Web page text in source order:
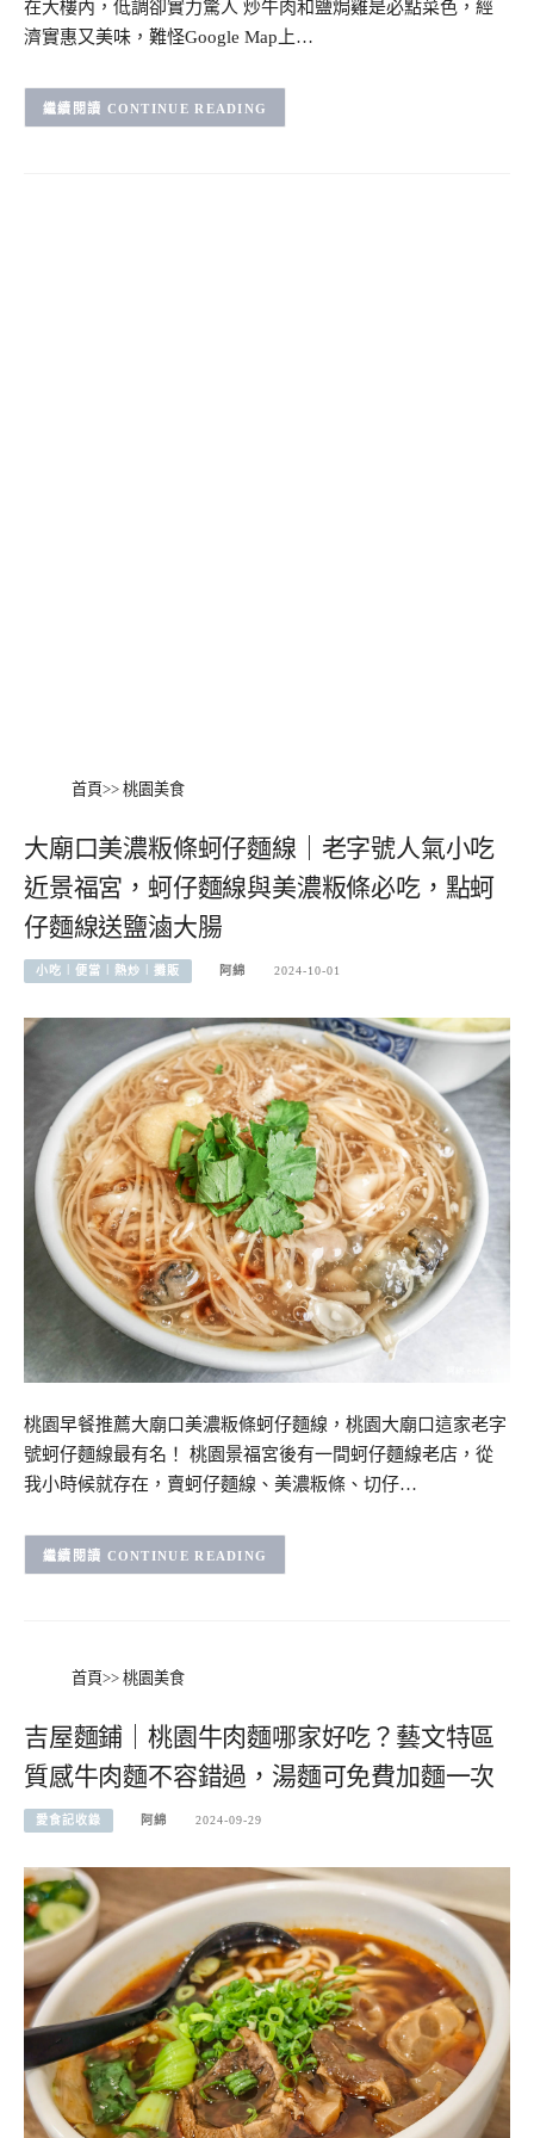
在大樓內，低調卻實力驚人 炒牛肉和鹽焗雞是必點菜色，經
濟實惠又美味，難怪Google Map上…
CONTINUE READING
首頁>> 桃園美食
大廟口美濃粄條蚵仔麵線｜老字號人氣小吃
近景福宮，蚵仔麵線與美濃粄條必吃，點蚵
仔麵線送鹽滷大腸
小吃︱便當︱熱炒︱攤販 阿綿 2024-10-01
桃園早餐推薦大廟口美濃粄條蚵仔麵線，桃園大廟口這家老字
號蚵仔麵線最有名！ 桃園景福宮後有一間蚵仔麵線老店，從
我小時候就存在，賣蚵仔麵線、美濃粄條、切仔…
CONTINUE READING
首頁>> 桃園美食
吉屋麵鋪｜桃園牛肉麵哪家好吃？藝文特區
質感牛肉麵不容錯過，湯麵可免費加麵一次
愛食記收錄 阿綿 2024-09-29